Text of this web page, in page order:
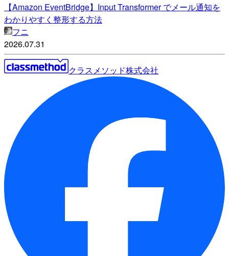
【Amazon EventBridge】Input Transformer でメール通知を
わかりやすく整形する方法
フニ
2026.07.31
クラスメソッド株式会社